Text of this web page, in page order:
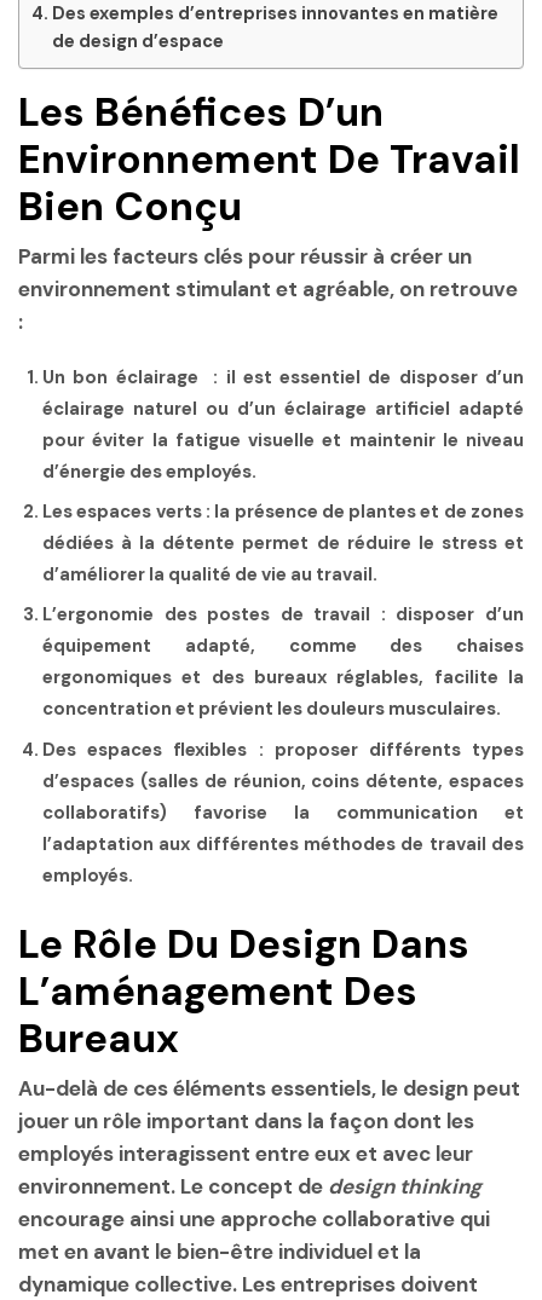
Des exemples d’entreprises innovantes en matière
de design d’espace
Les Bénéfices D’un
Environnement De Travail
Bien Conçu
Parmi les facteurs clés pour réussir à créer un
environnement stimulant et agréable, on retrouve
:
Un bon éclairage
: il est essentiel de disposer d’un
éclairage naturel ou d’un éclairage artificiel adapté
pour éviter la fatigue visuelle et maintenir le niveau
d’énergie des employés.
Les espaces verts: la présence de plantes et de zones
dédiées à la détente permet de réduire le stress et
d’améliorer la qualité de vie au travail.
L’ergonomie des postes de travail : disposer d’un
équipement adapté, comme des chaises
ergonomiques et des bureaux réglables, facilite la
concentration et prévient les douleurs musculaires.
Des espaces flexibles : proposer différents types
d’espaces (salles de réunion, coins détente, espaces
collaboratifs) favorise la communication et
l’adaptation aux différentes méthodes de travail des
employés.
Le Rôle Du Design Dans
L’aménagement Des
Bureaux
Au-delà de ces éléments essentiels, le design peut
jouer un rôle important dans la façon dont les
employés interagissent entre eux et avec leur
environnement. Le concept de design thinking
encourage ainsi une approche collaborative qui
met en avant le bien-être individuel et la
dynamique collective. Les entreprises doivent